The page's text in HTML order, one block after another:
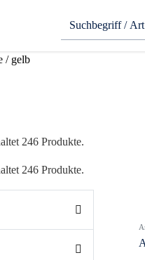
/ gelb
246 Produkte.
246 Produkte.